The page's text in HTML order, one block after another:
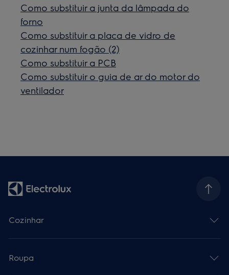
Como substituir a junta da lâmpada do
forno
Como substituir a placa de vidro de
cozinhar num fogão (2)
Como substituir a PCB
Como substituir o guia de ar do motor do
ventilador
Cozinhar
Roupa